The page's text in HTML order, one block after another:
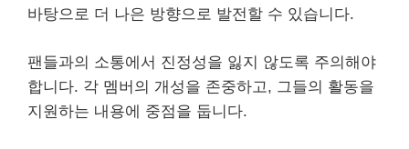
바탕으로 더 나은 방향으로 발전할 수 있습니다.
팬들과의 소통에서 진정성을 잃지 않도록 주의해야
합니다. 각 멤버의 개성을 존중하고, 그들의 활동을
지원하는 내용에 중점을 둡니다.